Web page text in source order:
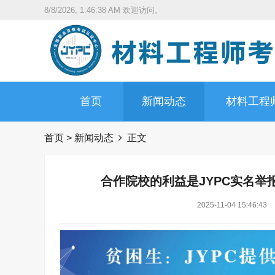
8/8/2026, 1:46:39 AM 欢迎访问。
首页 新闻动态 材料工程
首页 > 新闻动态 正文
合作院校的利益是JYPC实名举
2025-11-04 15:46:43